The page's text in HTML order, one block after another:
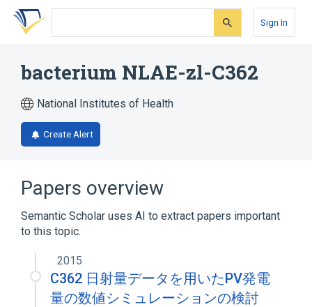
Skip
search
Skip
Skip
account
Sign In
bacterium NLAE-zl-C362
National Institutes of Health
Create Alert
Papers overview
Semantic Scholar uses AI to extract papers important
to this topic.
2015
C362 日射量データを用いたPV発電
量の数値シミュレーションの検討